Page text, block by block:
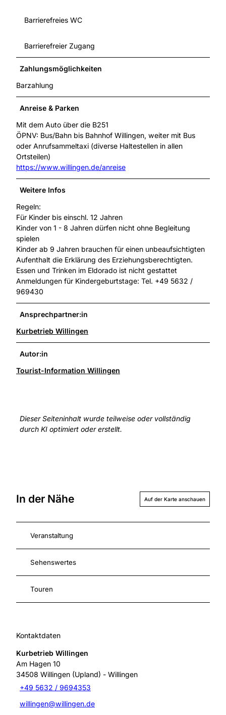
Barrierefreies WC
Barrierefreier Zugang
Zahlungsmöglichkeiten
Barzahlung
Anreise & Parken
Mit dem Auto über die B251
ÖPNV: Bus/Bahn bis Bahnhof Willingen, weiter mit Bus
oder Anrufsammeltaxi (diverse Haltestellen in allen
Ortsteilen)
https://www.willingen.de/anreise
Weitere Infos
Regeln:
Für Kinder bis einschl. 12 Jahren
Kinder von 1 - 8 Jahren dürfen nicht ohne Begleitung
spielen
Kinder ab 9 Jahren brauchen für einen unbeaufsichtigten
Aufenthalt die Erklärung des Erziehungsberechtigten.
Essen und Trinken im Eldorado ist nicht gestattet
Anmeldungen für Kindergeburtstage: Tel. +49 5632 /
969430
Ansprechpartner:in
Kurbetrieb Willingen
Autor:in
Tourist-Information Willingen
Dieser Seiteninhalt wurde teilweise oder vollständig
durch KI optimiert oder erstellt.
In der Nähe Auf der Karte anschauen
Veranstaltung
Sehenswertes
Touren
Kontaktdaten
Kurbetrieb Willingen
Am Hagen 10
34508 Willingen (Upland) - Willingen
+49 5632 / 9694353
willingen@willingen.de